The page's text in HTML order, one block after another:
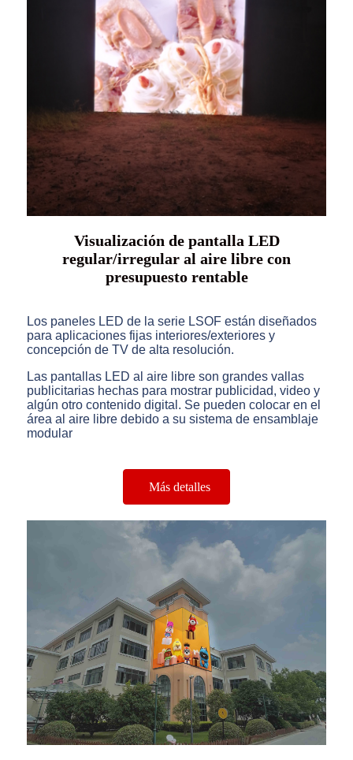
Visualización de pantalla LED
regular/irregular al aire libre con
presupuesto rentable
Los paneles LED de la serie LSOF están diseñados
para aplicaciones fijas interiores/exteriores y
concepción de TV de alta resolución.
Las pantallas LED al aire libre son grandes vallas
publicitarias hechas para mostrar publicidad, video y
algún otro contenido digital. Se pueden colocar en el
área al aire libre debido a su sistema de ensamblaje
modular
Más detalles